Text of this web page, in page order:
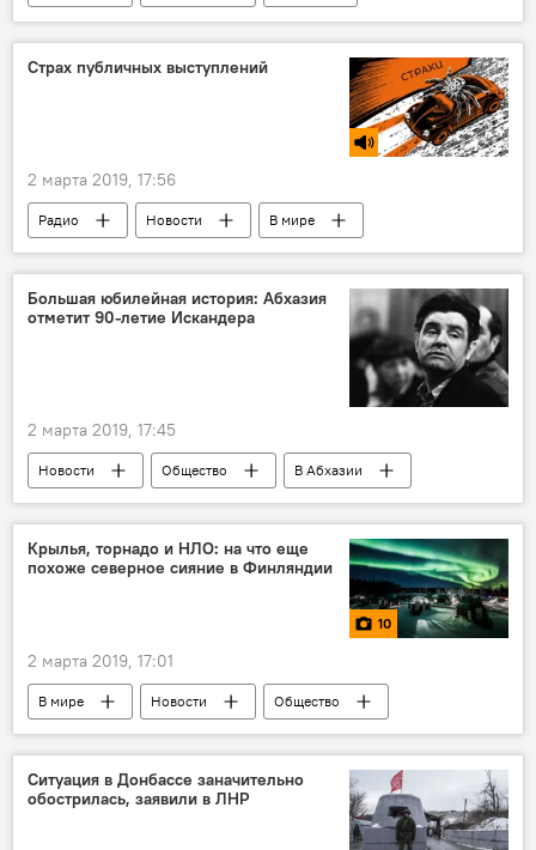
Страх публичных выступлений
2 марта 2019, 17:56
Радио Новости
В мире
Подкасты РИА
Большая юбилейная история: Абхазия
отметит 90-летие Искандера
2 марта 2019, 17:45
Новости Общество
В Абхазии
Культура
Фазиль Искандер
Крылья, торнадо и НЛО: на что еще
похоже северное сияние в Финляндии
10
2 марта 2019, 17:01
В мире Новости
Общество
Фото
Мультимедиа
Ситуация в Донбассе заначительно
обострилась, заявили в ЛНР